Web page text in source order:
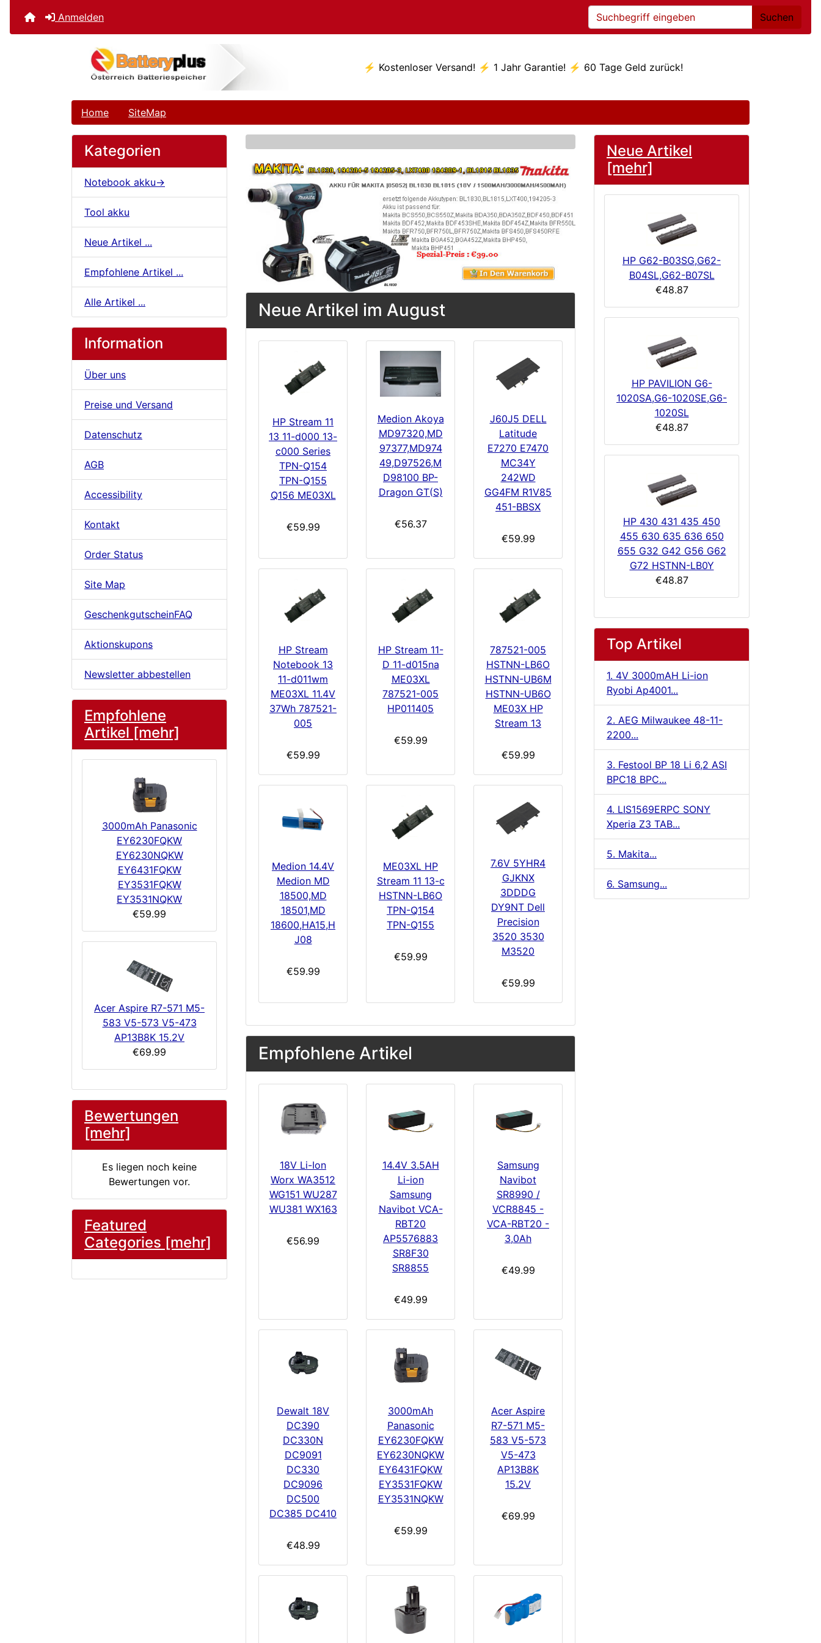
Anmelden Suchen
⚡ Kostenloser Versand! ⚡ 1 Jahr Garantie! ⚡ 60 Tage Geld zurück!
Home SiteMap
Kategorien
Notebook akku->
Tool akku
Neue Artikel ...
Empfohlene Artikel ...
Alle Artikel ...
Information
Über uns
Preise und Versand
Datenschutz
AGB
Accessibility
Kontakt
Order Status
Site Map
GeschenkgutscheinFAQ
Aktionskupons
Newsletter abbestellen
Empfohlene
Artikel [mehr]
3000mAh Panasonic
EY6230FQKW
EY6230NQKW
EY6431FQKW
EY3531FQKW
EY3531NQKW
€59.99
Acer Aspire R7-571 M5-
583 V5-573 V5-473
AP13B8K 15.2V
€69.99
Bewertungen
[mehr]
Es liegen noch keine
Bewertungen vor.
Featured
Categories [mehr]
See Additional Content Below
Neue Artikel im August
HP Stream 11
13 11-d000 13-
c000 Series
TPN-Q154
TPN-Q155
Q156 ME03XL
€59.99
Medion Akoya
MD97320,MD
97377,MD974
49,D97526,M
D98100 BP-
Dragon GT(S)
€56.37
J60J5 DELL
Latitude
E7270 E7470
MC34Y
242WD
GG4FM R1V85
451-BBSX
€59.99
HP Stream
Notebook 13
11-d011wm
ME03XL 11.4V
37Wh 787521-
005
€59.99
HP Stream 11-
D 11-d015na
ME03XL
787521-005
HP011405
€59.99
787521-005
HSTNN-LB6O
HSTNN-UB6M
HSTNN-UB6O
ME03X HP
Stream 13
€59.99
Medion 14.4V
Medion MD
18500,MD
18501,MD
18600,HA15,H
J08
€59.99
ME03XL HP
Stream 11 13-c
HSTNN-LB6O
TPN-Q154
TPN-Q155
€59.99
7.6V 5YHR4
GJKNX
3DDDG
DY9NT Dell
Precision
3520 3530
M3520
€59.99
Empfohlene Artikel
18V Li-Ion
Worx WA3512
WG151 WU287
WU381 WX163
€56.99
14.4V 3.5AH
Li-ion
Samsung
Navibot VCA-
RBT20
AP5576883
SR8F30
SR8855
€49.99
Samsung
Navibot
SR8990 /
VCR8845 -
VCA-RBT20 -
3,0Ah
€49.99
Dewalt 18V
DC390
DC330N
DC9091
DC330
DC9096
DC500
DC385 DC410
€48.99
3000mAh
Panasonic
EY6230FQKW
EY6230NQKW
EY6431FQKW
EY3531FQKW
EY3531NQKW
€59.99
Acer Aspire
R7-571 M5-
583 V5-573
V5-473
AP13B8K
15.2V
€69.99
Neue Artikel
[mehr]
HP G62-B03SG,G62-
B04SL,G62-B07SL
€48.87
HP PAVILION G6-
1020SA,G6-1020SE,G6-
1020SL
€48.87
HP 430 431 435 450
455 630 635 636 650
655 G32 G42 G56 G62
G72 HSTNN-LB0Y
€48.87
Top Artikel
1. 4V 3000mAH Li-ion
Ryobi Ap4001...
2. AEG Milwaukee 48-11-
2200...
3. Festool BP 18 Li 6,2 ASI
BPC18 BPC...
4. LIS1569ERPC SONY
Xperia Z3 TAB...
5. Makita...
6. Samsung...